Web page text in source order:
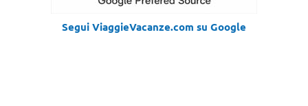
Segui ViaggieVacanze.com su Google